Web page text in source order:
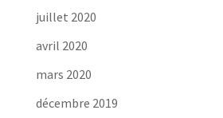
juillet 2020
avril 2020
mars 2020
décembre 2019